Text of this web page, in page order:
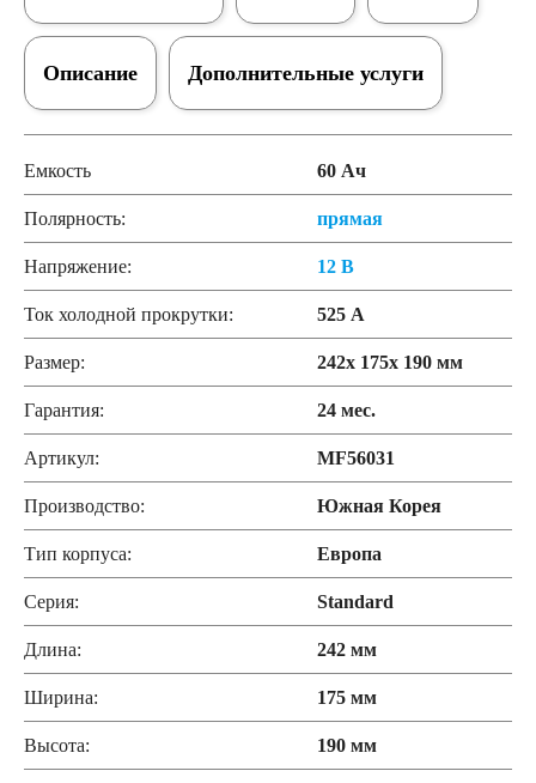
Дополнительные услуги
Описание
Емкость 60 Ач
Полярность: прямая
Напряжение: 12 В
Ток холодной прокрутки: 525 А
Размер: 242x 175x 190 мм
Гарантия: 24 меc.
Артикул: MF56031
Производство: Южная Корея
Тип корпуса: Европа
Серия: Standard
Длина: 242 мм
Ширина: 175 мм
Высота: 190 мм